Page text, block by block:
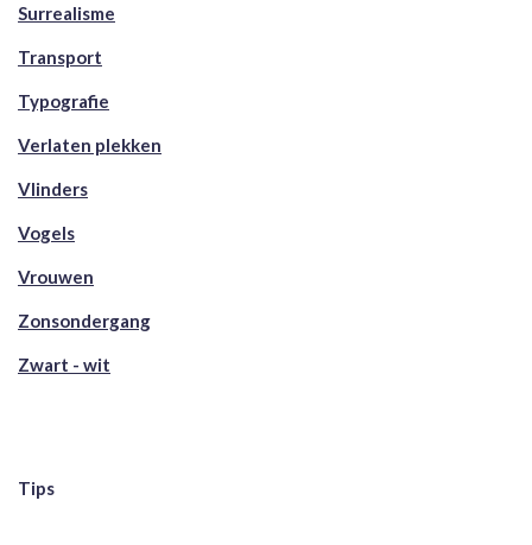
Surrealisme
Transport
Typografie
Verlaten plekken
Vlinders
Vogels
Vrouwen
Zonsondergang
Zwart - wit
Tips